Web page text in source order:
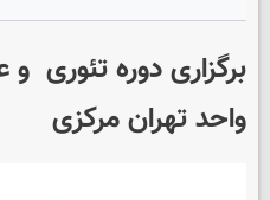
برگزاری دوره تئوری
واحد تهران مرکزی